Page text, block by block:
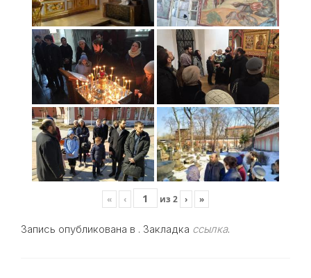
« ‹ из 2 › »
Запись опубликована в . Закладка ссылка.